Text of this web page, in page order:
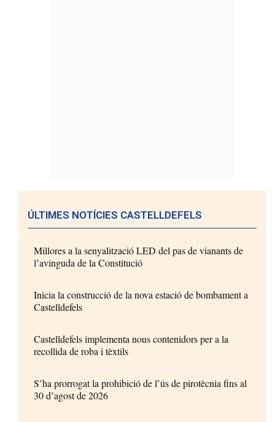
ÚLTIMES NOTÍCIES CASTELLDEFELS
Millores a la senyalització LED del pas de vianants de
l’avinguda de la Constitució
Inicia la construcció de la nova estació de bombament a
Castelldefels
Castelldefels implementa nous contenidors per a la
recollida de roba i tèxtils
S’ha prorrogat la prohibició de l’ús de pirotècnia fins al
30 d’agost de 2026